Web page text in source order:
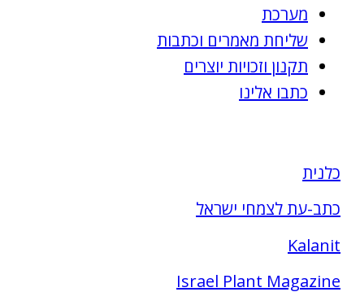
מערכת
שליחת מאמרים וכתבות
תקנון וזכויות יוצרים
כתבו אלינו
כלנית
כתב-עת לצמחי ישראל
Kalanit
Israel Plant Magazine